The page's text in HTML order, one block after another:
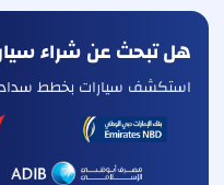
هل تبحث عن شراء
استكشف سيارات بخطط